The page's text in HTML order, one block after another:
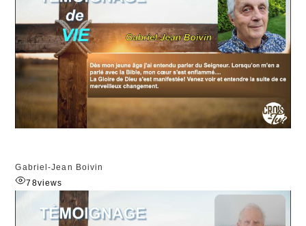
Gabriel-Jean Boivin
78views